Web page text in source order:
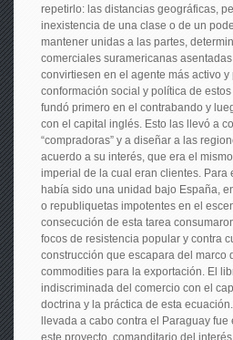
repetirlo: las distancias geográficas,
inexistencia de una clase o de un
mantener unidas a las partes,
comerciales suramericanas
convirtiesen en el agente más activo
conformación social y política de
fundó primero en el contrabando y
con el capital inglés. Esto las llevó a
“compradoras” y a diseñar a las
acuerdo a su interés, que era el
imperial de la cual eran clientes. Para
había sido una unidad bajo España,
o republiquetas impotentes en el
consecución de esta tarea
focos de resistencia popular y contra
construcción que escapara del marco
commodities para la exportación. El
indiscriminada del comercio con el
doctrina y la práctica de esta
llevada a cabo contra el Paraguay
este proyecto, comanditario del